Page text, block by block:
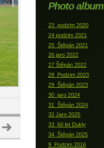
Photo album
23_podzim 2020
24 podzim 2021
25_Štěpán 2021
26 jaro 2022
27 Štěpán 2022
28_Podzim 2023
29_Štěpán 2023
30_jaro 2024
31_Štěpán 2024
32 Jaro 2025
33_60 let Dukly
34_Štěpán 2025
9_Podzim 2016